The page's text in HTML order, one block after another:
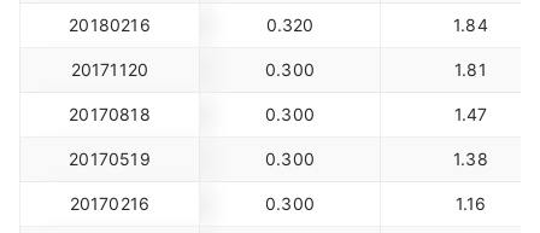
20180216 0.320 1.84
20171120 0.300 1.81
20170818 0.300 1.47
20170519 0.300 1.38
20170216 0.300 1.16